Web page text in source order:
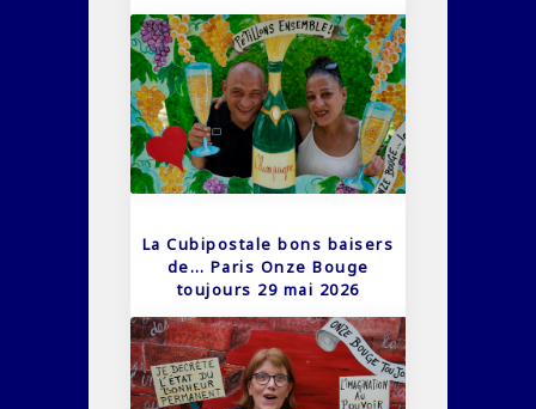
La Cubipostale bons baisers
de… Paris Onze Bouge
toujours 29 mai 2026